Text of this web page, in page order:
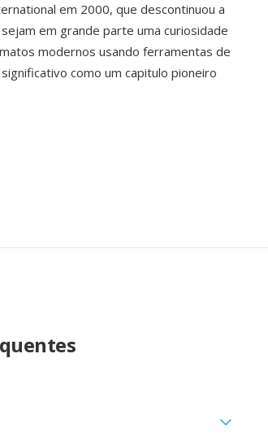
em 2000, que descontinuou a
em grande parte uma curiosidade
modernos usando ferramentas de
como um capitulo pioneiro